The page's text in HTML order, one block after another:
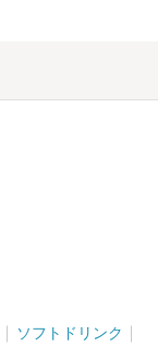
ソフトドリンク